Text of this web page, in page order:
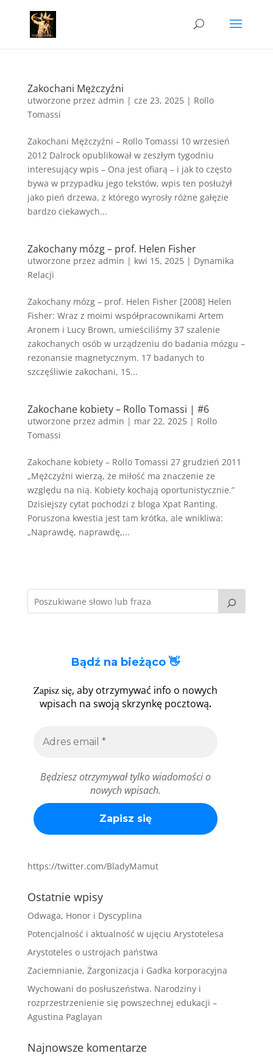
Zakochani Mężczyźni
utworzone przez admin | cze 23, 2025| Rollo
Tomassi
Zakochani Mężczyźni – Rollo Tomassi 10 wrzesień
2012 Dalrock opublikował w zeszłym tygodniu
interesujący wpis – Ona jest ofiarą – i jak to często
bywa w przypadku jego tekstów, wpis ten posłużył
jako pień drzewa, z którego wyrosły różne gałęzie
bardzo ciekawych...
Zakochany mózg – prof. Helen Fisher
utworzone przez admin | kwi 15, 2025| Dynamika
Relacji
Zakochany mózg – prof. Helen Fisher [2008] Helen
Fisher: Wraz z moimi współpracownikami Artem
Aronem i Lucy Brown, umieściliśmy 37 szalenie
zakochanych osób w urządzeniu do badania mózgu –
rezonansie magnetycznym. 17 badanych to
szczęśliwie zakochani, 15...
Zakochane kobiety – Rollo Tomassi | #6
utworzone przez admin | mar 22, 2025| Rollo
Tomassi
Zakochane kobiety – Rollo Tomassi 27 grudzień 2011
„Mężczyźni wierzą, że miłość ma znaczenie ze
względu na nią. Kobiety kochają oportunistycznie.”
Dzisiejszy cytat pochodzi z bloga Xpat Ranting.
Poruszona kwestia jest tam krótka, ale wnikliwa:
„Naprawdę, naprawdę,...
Bądź na bieżąco 👋
Zapisz się, aby otrzymywać info o nowych
wpisach na swoją skrzynkę pocztową.
Będziesz otrzymywał tylko wiadomości o
nowych wpisach.
https://twitter.com/BladyMamut
Ostatnie wpisy
Odwaga, Honor i Dyscyplina
Potencjalność i aktualność w ujęciu Arystotelesa
Arystoteles o ustrojach państwa
Zaciemnianie, Żargonizacja i Gadka korporacyjna
Wychowani do posłuszeństwa. Narodziny i
rozprzestrzenienie się powszechnej edukacji –
Agustina Paglayan
Najnowsze komentarze